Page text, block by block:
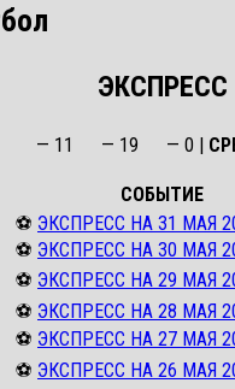
— 11 — 19 — 0 |
СОБЫТИЕ
⚽ ЭКСПРЕСС НА 31 МАЯ
⚽ ЭКСПРЕСС НА 30 МАЯ
⚽ ЭКСПРЕСС НА 29 МАЯ
⚽ ЭКСПРЕСС НА 28 МАЯ
⚽ ЭКСПРЕСС НА 27 МАЯ
⚽ ЭКСПРЕСС НА 26 МАЯ